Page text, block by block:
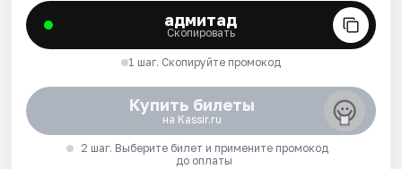
адмитад
Скопировать
1 шаг. Скопируйте промокод
Купить билеты
на Kassir.ru
2 шаг. Выберите билет и примените промокод
до оплаты